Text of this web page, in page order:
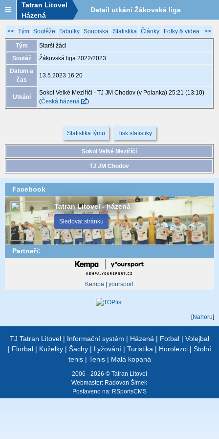
Tatran Litovel
Házená
Detail utkání Žákovská liga
2022/2023, XGB289, 13.5. 16:20
<< Tým Soutěže Tabulky Soupiska Statistika Články Fotky & videa >>
Tým
Starší žáci
Soutěž
Žákovská liga 2022/2023
Datum a
čas
13.5.2023 16:20
Utkání
Sokol Velké Meziříčí - TJ JM Chodov (v Polanka) 25:21 (13:10)
(Česká házená )
Statistika týmu Tisk statistiky
Sokol Velké Meziříčí
TJ JM Chodov
Facebook
Tatran Litovel - házená
Sledovat stránku
Partneři:
Kempa | yoursport
[Nahoru]
TJ Tatran Litovel | Informační systém | Házená | Fotbal | Volejbal
| Florbal | Kuželky | Šachy | Lyžování | Turistika | Horolezci | Stolní
tenis| Tenis| Malá kopaná
2006 - 2026 © Tatran Litovel
Webmaster: Radovan Šimek
Postaveno na: RSportsCMS